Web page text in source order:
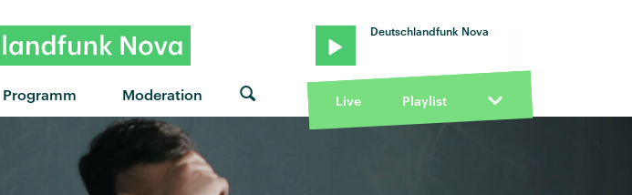
Programm Moderation
Deutschlandfunk Nova
Live Playlist